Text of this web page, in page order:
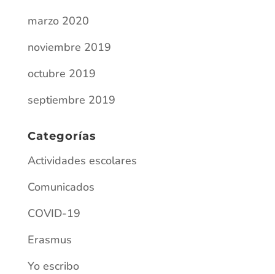
marzo 2020
noviembre 2019
octubre 2019
septiembre 2019
Categorías
Actividades escolares
Comunicados
COVID-19
Erasmus
Yo escribo